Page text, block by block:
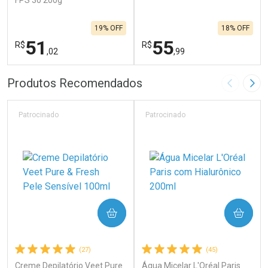
R$51 ,02
19% OFF
FECHAR
Laboratório
FECHAR
Por Menos
R$55,99
18% OFF
Laboratório
Por Menos
Produtos Recomendados Imagem
(27)
Creme Depilatório Veet Pure
Patrocinado
COMPRAR
(45)
Água Micelar L'Oréal Paris
Patrocinado
COMPRAR